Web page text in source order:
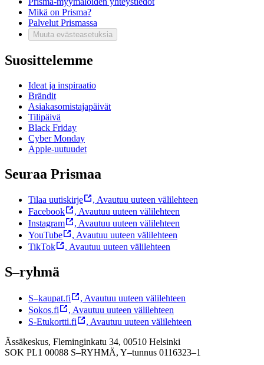
Mikä on Prisma?
Palvelut Prismassa
Muuta evästeasetuksia
Suosittelemme
Ideat ja inspiraatio
Brändit
Asiakasomistajapäivät
Tilipäivä
Black Friday
Cyber Monday
Apple-uutuudet
Seuraa Prismaa
Tilaa uutiskirje , Avautuu uuteen välilehteen
Facebook
, Avautuu uuteen välilehteen
Instagram
, Avautuu uuteen välilehteen
YouTube
, Avautuu uuteen välilehteen
TikTok
, Avautuu uuteen välilehteen
S–ryhmä
S–kaupat.fi , Avautuu uuteen välilehteen
Sokos.fi
, Avautuu uuteen välilehteen
S-Etukortti.fi
, Avautuu uuteen välilehteen
Ässäkeskus, Fleminginkatu 34, 00510 Helsinki
SOK PL1 00088 S–RYHMÄ, Y–tunnus 0116323–1